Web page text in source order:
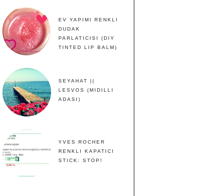
EV YAPIMI RENKLI
DUDAK
PARLATICISI (DIY
TINTED LIP BALM)
SEYAHAT ||
LESVOS (MIDILLI
ADASI)
YVES ROCHER
RENKLI KAPATICI
STICK: STOP!